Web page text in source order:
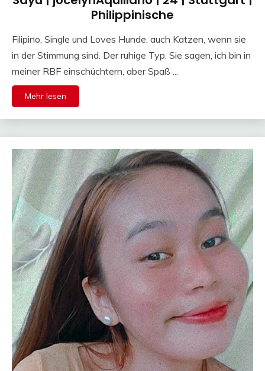
Philippinische
Filipino, Single und Loves Hunde, auch Katzen, wenn sie
in der Stimmung sind. Der ruhige Typ. Sie sagen, ich bin in
meiner RBF einschüchtern, aber Spaß ...
Mehr lesen